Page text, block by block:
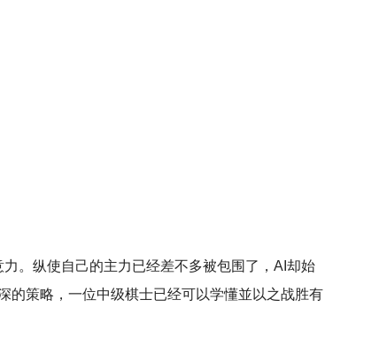
。纵使自己的主力已经差不多被包围了，AI却始
的策略，一位中级棋士已经可以学懂並以之战胜有